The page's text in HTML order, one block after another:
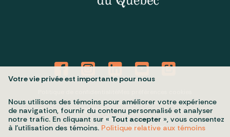
Tous droits réservés 2026 © Conseil du patrimoine religieux du
Québec
Conception et réalisation :Nubee
Votre vie privée est importante pour nous
Nous utilisons des témoins pour améliorer votre expérience
de navigation, fournir du contenu personnalisé et analyser
notre trafic. En cliquant sur « Tout accepter », vous consentez
à l’utilisation des témoins. Politique relative aux témoins